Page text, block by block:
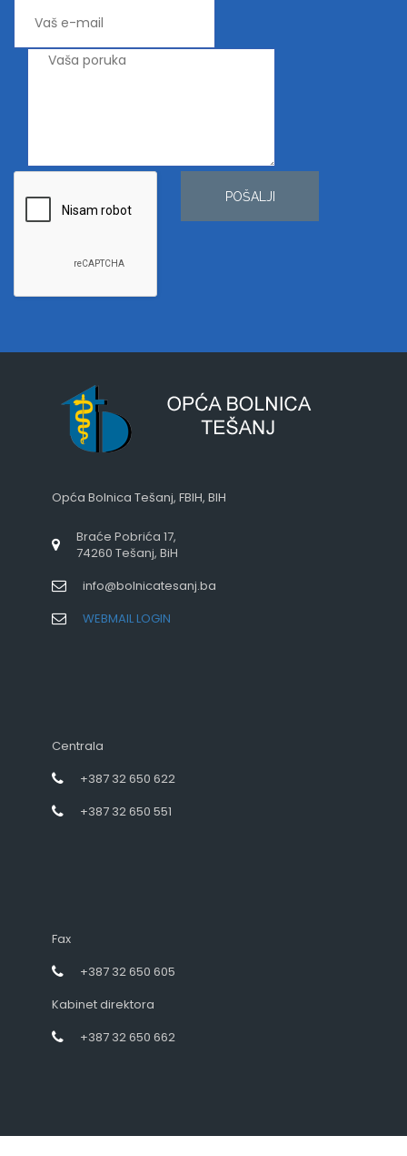
POŠALJI
Opća Bolnica Tešanj, FBIH, BIH
Braće Pobrića 17,
74260 Tešanj, BiH
info@bolnicatesanj.ba
WEBMAIL LOGIN
Centrala
+387 32 650 622
+387 32 650 551
Fax
+387 32 650 605
Kabinet direktora
+387 32 650 662